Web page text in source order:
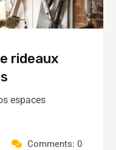
rideaux
espaces
Comments: 0